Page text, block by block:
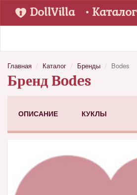
DollVilla • Каталог
Главная Каталог Бренды Bodes
Бренд Bodes
ОПИСАНИЕ КУКЛЫ